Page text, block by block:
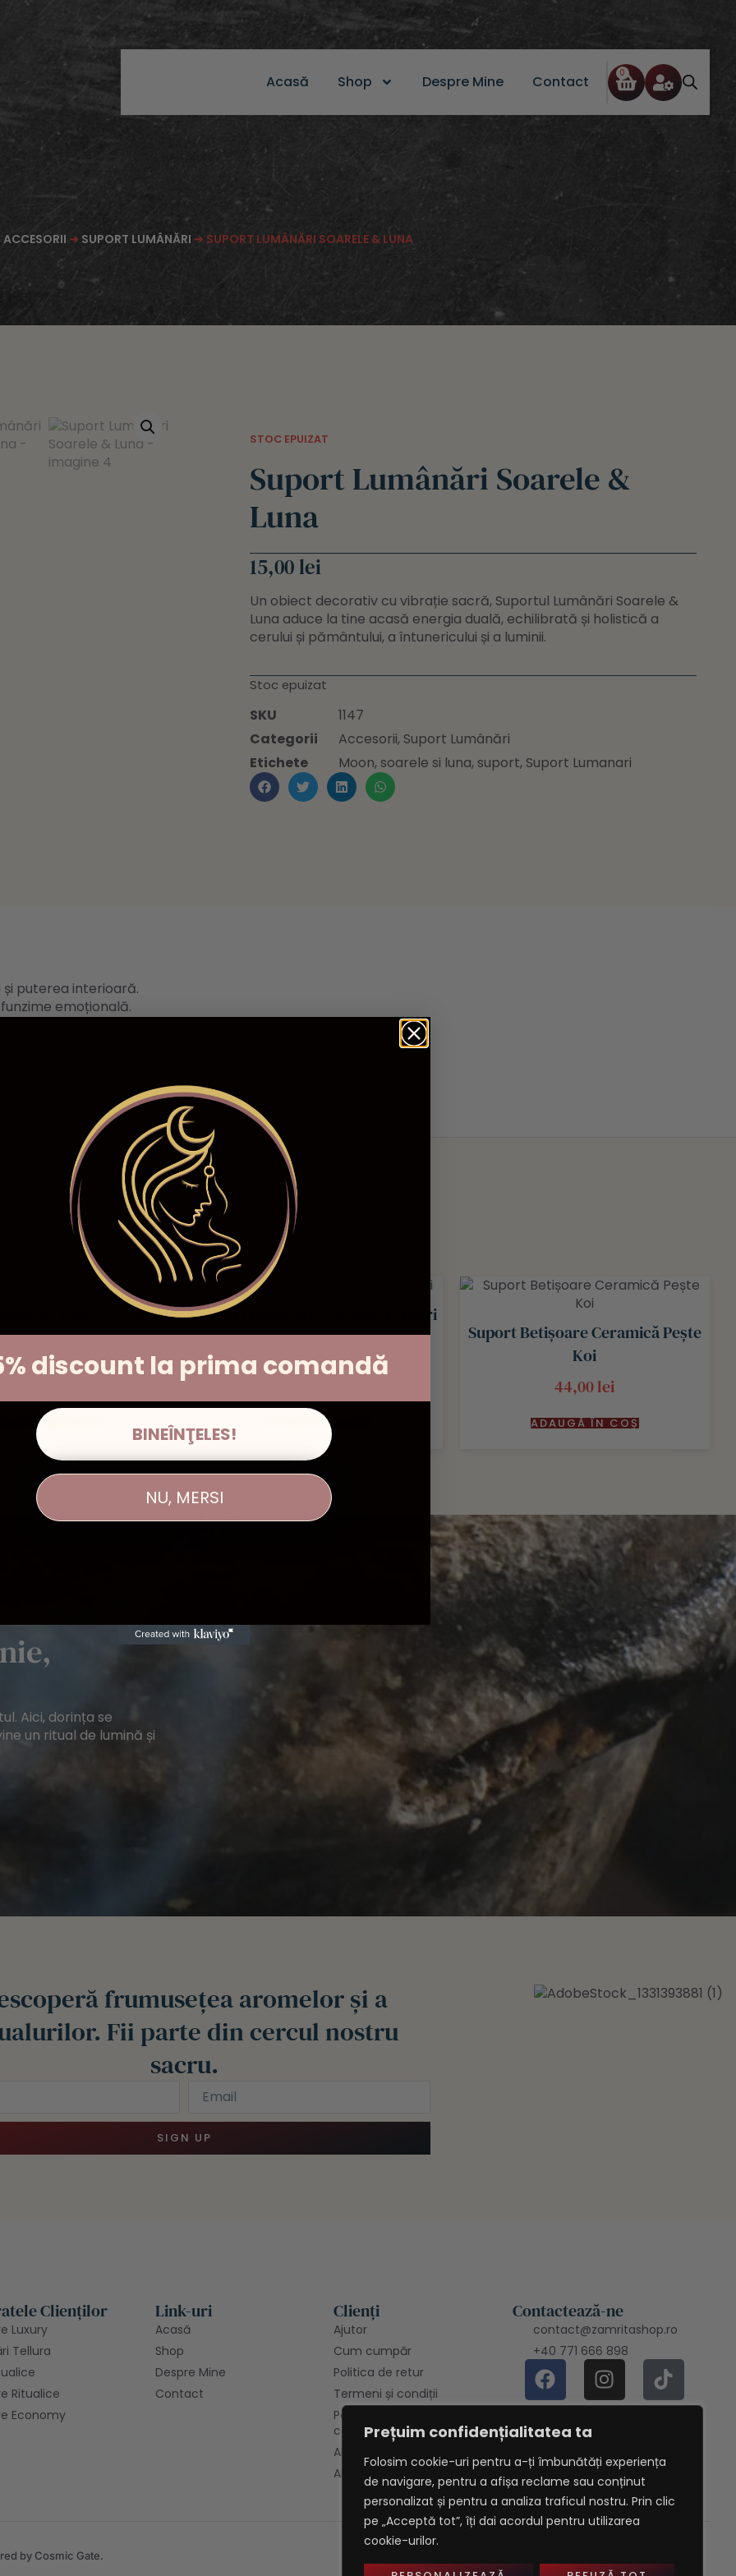
Prețuim confidențialitatea ta
Folosim cookie-uri pentru a-ți îmbunătăți experiența
de navigare, pentru a afișa reclame sau conținut
personalizat și pentru a analiza traficul nostru. Prin clic
pe „Acceptă tot”, îți dai acordul pentru utilizarea
cookie-urilor.
Acasă Shop Despre Mine Contact 0
ACCESORII ➔ SUPORT LUMÂNĂRI ➔ SUPORT LUMÂNĂRI SOARELE & LUNA
STOC EPUIZAT
Suport Lumânări Soarele &
Luna
15,00 lei
Un obiect decorativ cu vibrație sacră, Suportul Lumânări Soarele &
Luna aduce la tine acasă energia duală, echilibrată și holistică a
cerului și pământului, a întunericului și a luminii.
Stoc epuizat
SKU
1147
Categorii
Accesorii, Suport Lumânări
Etichete
Moon, soarele si luna, suport, Suport Lumanari
puterea interioară.
emoțională.
Clasic – 7 Chakre
ÎN COȘ
Suport Bețișoare Ceramică Nuferi
ADAUGĂ ÎN COȘ
Suport Betișoare Ceramică Pește
Koi
44,00lei
ADAUGĂ ÎN COȘ
Aici, dorința se
un ritual de lumină și
frumusețea aromelor și a
Fii parte din cercul nostru
sacru.
SIGN UP
Clienților
Luxury
Tellura
Ritualice
Economy
Link-uri
Acasă
Shop
Despre Mine
Contact
Clienți
Ajutor
Cum cumpăr
Politica de retur
Termeni și condiții
Politica de
confidențialitate
ANPC
ANPC - SAL
Contactează-ne
contact@zamritashop.ro
+40 771 666 898
by Cosmic Gate.
discount la prima comandă
BINEÎNŢELES!
NU, MERSI